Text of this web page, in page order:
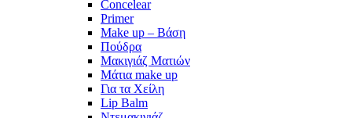
Concelear
Primer
Make up – Βάση
Πούδρα
Μακιγιάζ Ματιών
Μάτια make up
Για τα Χείλη
Lip Balm